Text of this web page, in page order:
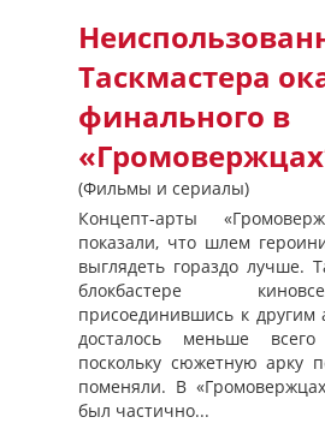
Таскмастера
финального в
(Фильмы и сериалы)
Концепт-арты
показали, что шлем
выглядеть гораздо лучше.
блокбастере
присоединившись к другим
досталось меньше
поскольку сюжетную арку
поменяли. В
был частично...